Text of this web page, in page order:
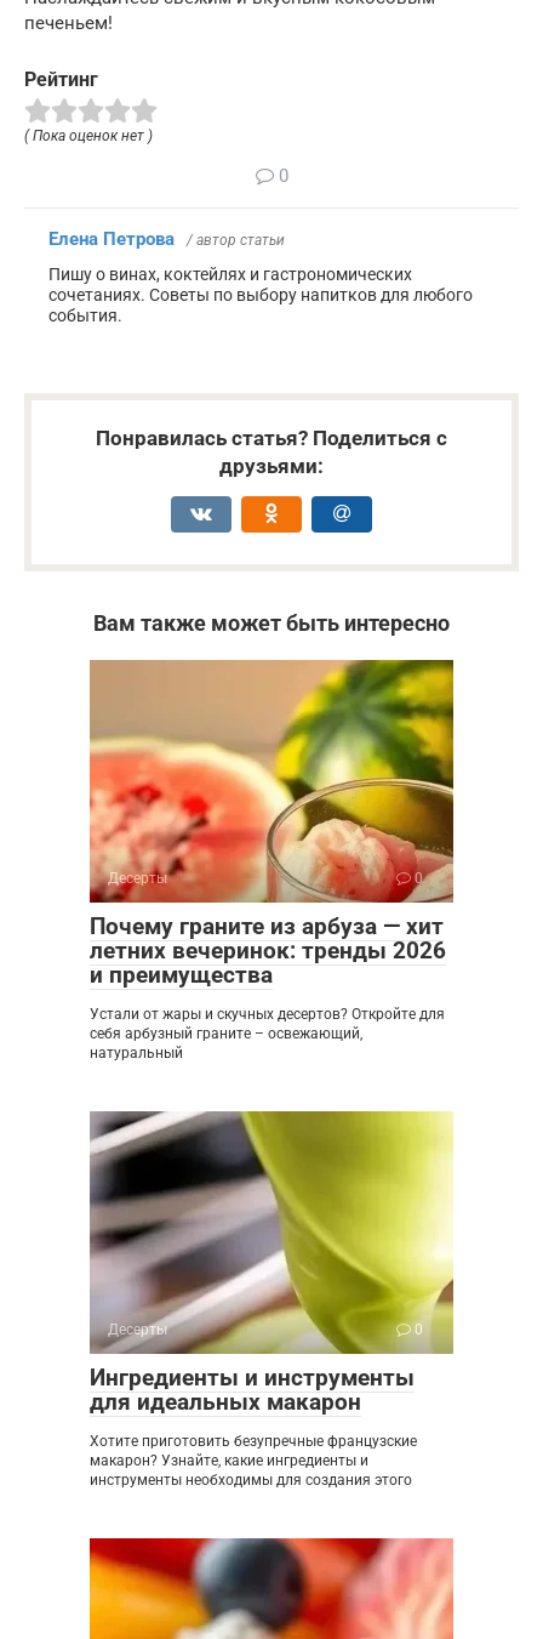
печеньем!
Рейтинг
( Пока оценок нет )
0
Елена Петрова / автор статьи
Пишу о винах, коктейлях и гастрономических
сочетаниях. Советы по выбору напитков для любого
события.
Понравилась статья? Поделиться с
друзьями:
Вам также может быть интересно
Десерты 0
Почему граните из арбуза — хит
летних вечеринок: тренды 2026
и преимущества
Устали от жары и скучных десертов? Откройте для
себя арбузный граните – освежающий,
натуральный
Десерты 0
Ингредиенты и инструменты
для идеальных макарон
Хотите приготовить безупречные французские
макарон? Узнайте, какие ингредиенты и
инструменты необходимы для создания этого